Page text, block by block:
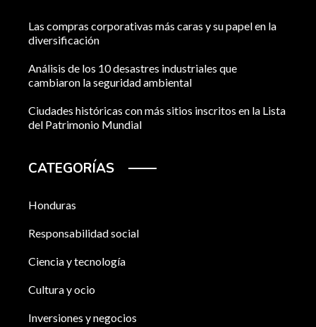
Las compras corporativas más caras y su papel en la
diversificación
Análisis de los 10 desastres industriales que
cambiaron la seguridad ambiental
Ciudades históricas con más sitios inscritos en la Lista
del Patrimonio Mundial
CATEGORÍAS
Honduras
Responsabilidad social
Ciencia y tecnología
Cultura y ocio
Inversiones y negocios